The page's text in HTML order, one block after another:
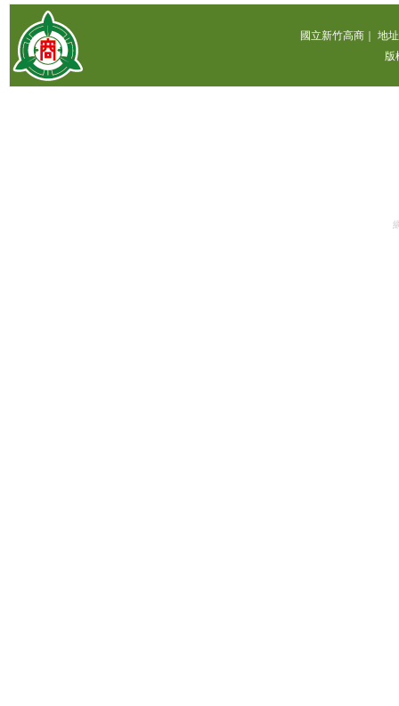
國立新竹高商｜ 地
版